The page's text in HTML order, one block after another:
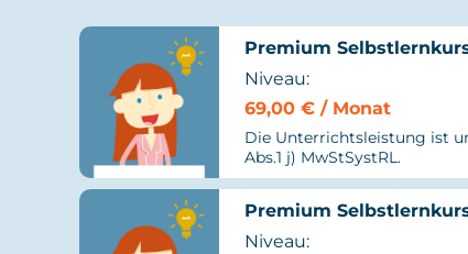
Premium
Niveau:
69,00 € / Monat
Die Unterrichtsleistung ist
Abs.1 j) MwStSystRL.
Premium
Niveau: